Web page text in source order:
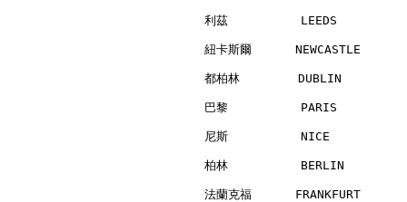
利茲          LEEDS
紐卡斯爾
都柏林        DUBLIN
巴黎          PARIS
尼斯          NICE
柏林          BERLIN
法蘭克福